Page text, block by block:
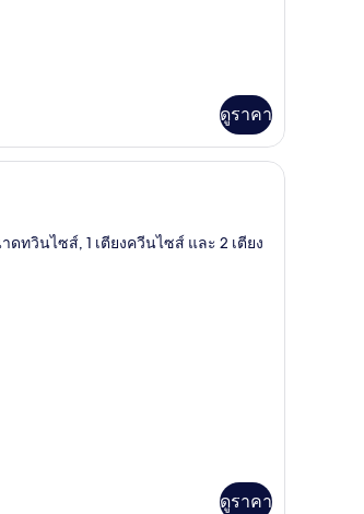
ดูราคา
ฟม, ผ้าม่านกันแสง, ห้องเก็บเสียง
เครื่องนอนระดับพรีเมียม, เตียงเมมโมรีโฟม, ผ้
ทวินไซส์, 1 เตียงควีนไซส์ และ 2 เตียง
ดูราคา